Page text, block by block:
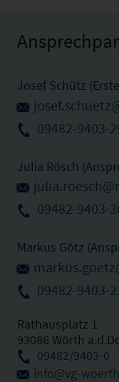
Josef Schütz
09482-9403-
Julia Rösch
09482-9403-
Markus Götz
09482-9403-
Rathausplatz 1
93086 Wörth
09482/9403-0
info@vg-